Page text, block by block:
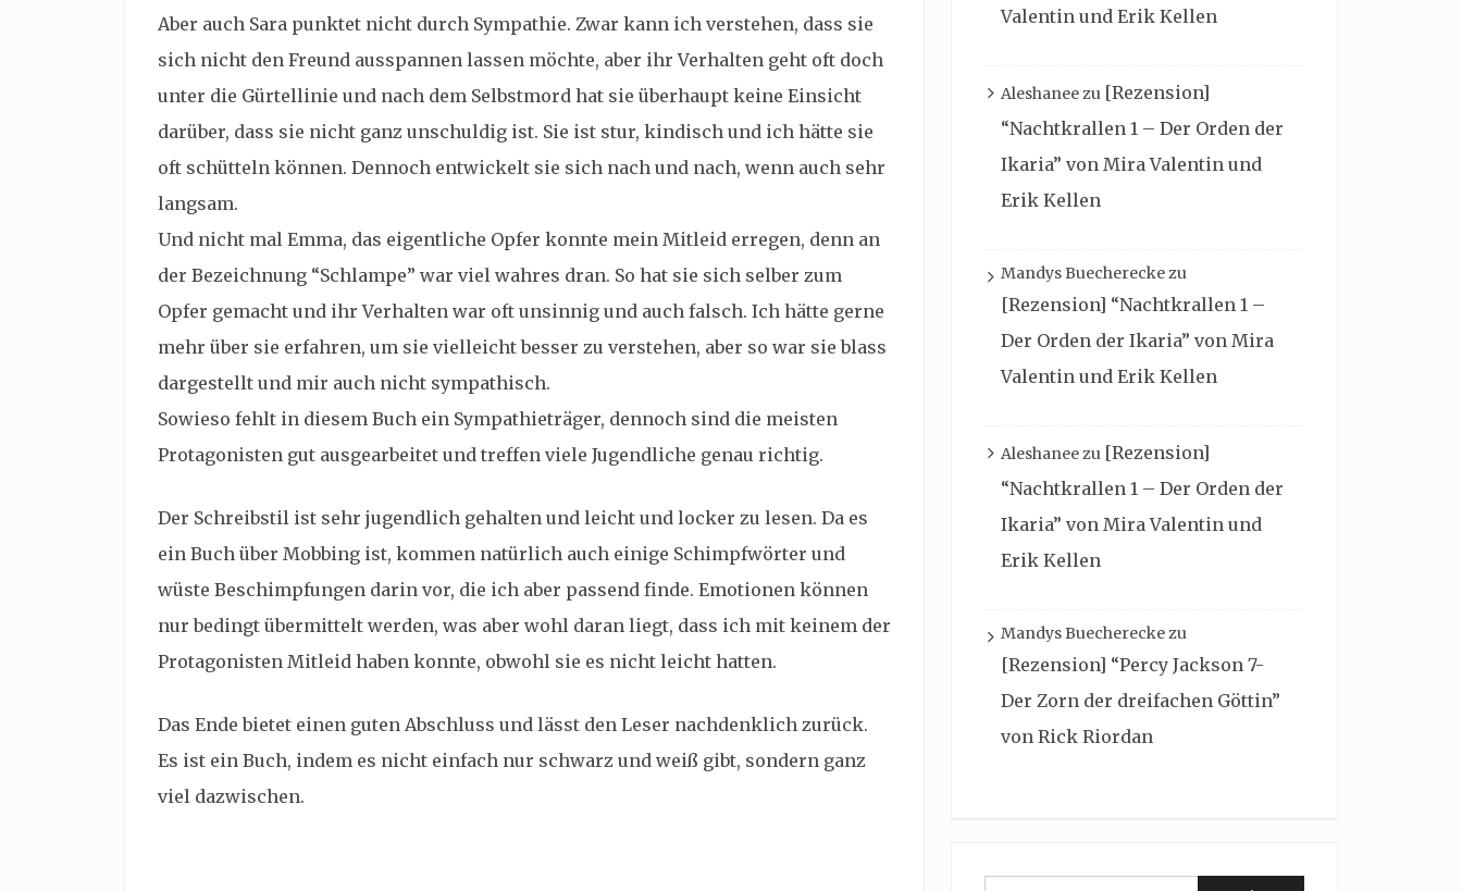
Aber auch Sara punktet nicht durch Sympathie. Zwar kann ich verstehen, dass sie
sich nicht den Freund ausspannen lassen möchte, aber ihr Verhalten geht oft doch
unter die Gürtellinie und nach dem Selbstmord hat sie überhaupt keine Einsicht
darüber, dass sie nicht ganz unschuldig ist. Sie ist stur, kindisch und ich hätte sie
oft schütteln können. Dennoch entwickelt sie sich nach und nach, wenn auch sehr
langsam.
Und nicht mal Emma, das eigentliche Opfer konnte mein Mitleid erregen, denn an
der Bezeichnung “Schlampe” war viel wahres dran. So hat sie sich selber zum
Opfer gemacht und ihr Verhalten war oft unsinnig und auch falsch. Ich hätte gerne
mehr über sie erfahren, um sie vielleicht besser zu verstehen, aber so war sie blass
dargestellt und mir auch nicht sympathisch.
Sowieso fehlt in diesem Buch ein Sympathieträger, dennoch sind die meisten
Protagonisten gut ausgearbeitet und treffen viele Jugendliche genau richtig.
Der Schreibstil ist sehr jugendlich gehalten und leicht und locker zu lesen. Da es
ein Buch über Mobbing ist, kommen natürlich auch einige Schimpfwörter und
wüste Beschimpfungen darin vor, die ich aber passend finde. Emotionen können
nur bedingt übermittelt werden, was aber wohl daran liegt, dass ich mit keinem der
Protagonisten Mitleid haben konnte, obwohl sie es nicht leicht hatten.
Das Ende bietet einen guten Abschluss und lässt den Leser nachdenklich zurück.
Es ist ein Buch, indem es nicht einfach nur schwarz und weiß gibt, sondern ganz
viel dazwischen.
Valentin und Erik Kellen
Aleshaneezu [Rezension]
“Nachtkrallen 1 – Der Orden der
Ikaria” von Mira Valentin und
Erik Kellen
Mandys Buechereckezu
[Rezension] “Nachtkrallen 1 –
Der Orden der Ikaria” von Mira
Valentin und Erik Kellen
Aleshaneezu [Rezension]
“Nachtkrallen 1 – Der Orden der
Ikaria” von Mira Valentin und
Erik Kellen
Mandys Buechereckezu
[Rezension] “Percy Jackson 7-
Der Zorn der dreifachen Göttin”
von Rick Riordan